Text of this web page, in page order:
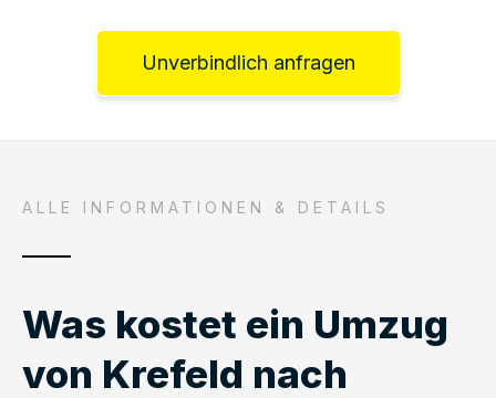
Unverbindlich anfragen
ALLE INFORMATIONEN & DETAILS
Was kostet ein Umzug
von Krefeld nach